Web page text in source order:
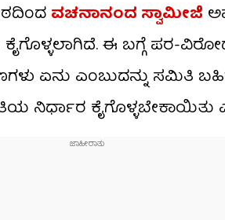
ವಚನಾನಂದ ಸ್ವಾಮೀಜಿ
ಈ ಬಗ್ಗೆ ಪರ-
ಏನು ಎಂಬುದನ್ನು ಸಮಿತಿ
ನಿರ್ಧಾರ